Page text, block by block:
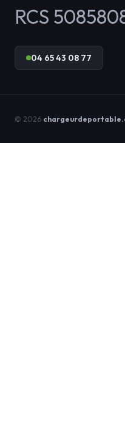
RCS
04 65 43 08 77
© 2026